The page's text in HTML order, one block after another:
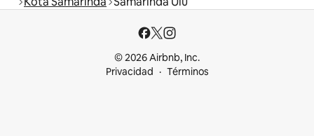
© 2026 Airbnb, Inc.
Privacidad
Términos